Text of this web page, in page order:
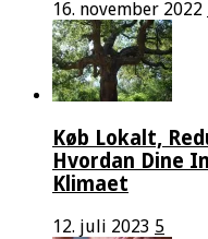
16. november 2022
Køb Lokalt,
Hvordan Dine
Klimaet
12. juli 2023 5